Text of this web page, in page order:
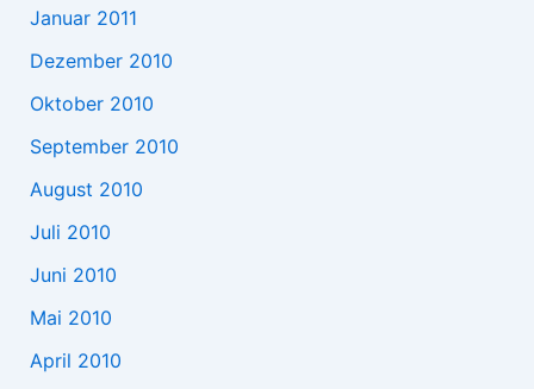
Januar 2011
Dezember 2010
Oktober 2010
September 2010
August 2010
Juli 2010
Juni 2010
Mai 2010
April 2010